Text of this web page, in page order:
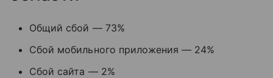
Общий сбой — 73%
Сбой мобильного приложения — 24%
Сбой сайта — 2%